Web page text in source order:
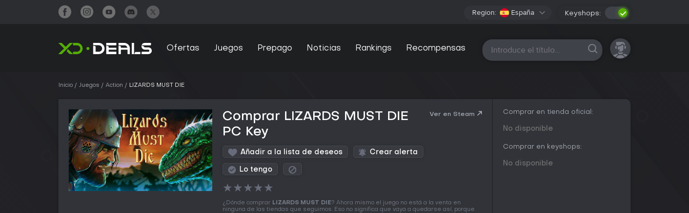
Region: España Keyshops:
Ofertas Juegos Prepago Noticias Rankings Recompensas Todas las plataformas
Inicio Juegos Action LIZARDS MUST DIE
Comprar LIZARDS MUST DIE
PC Key
Ver en Steam
Añadir a la lista de deseos Crear alerta
Lo tengo
★★★★★
¿Dónde comprar LIZARDS MUST DIE? Ahora mismo el juego no está a la venta en
ninguna de las tiendas que seguimos. Eso no significa que vaya a quedarse así, porque
Comprar en tienda oficial:
No disponible
Comprar en keyshops:
No disponible